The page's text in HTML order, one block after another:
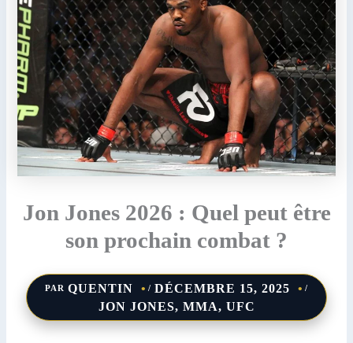
Jon Jones 2026 : Quel peut être
son prochain combat ?
PAR QUENTIN / DÉCEMBRE 15, 2025 /
JON JONES, MMA, UFC